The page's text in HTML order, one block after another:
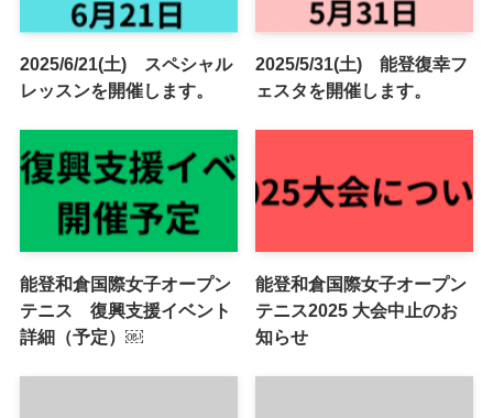
2025/6/21(土) スペシャル
レッスンを開催します。
2025/5/31(土) 能登復幸フ
ェスタを開催します。
能登和倉国際女子オープン
テニス 復興支援イベント
詳細（予定）￼
能登和倉国際女子オープン
テニス2025 大会中止のお
知らせ